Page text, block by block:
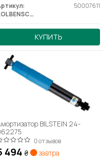
50007611
KOLBENSCHMIDT
КУПИТЬ
BILSTEIN 24-
0 отзывов
494 ₴ завтра